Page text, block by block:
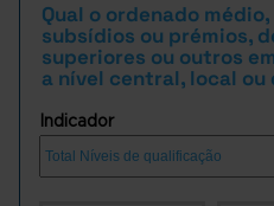
Qual o ordenado
subsídios ou prémios,
superiores ou outros
a nível central, local ou
Indicador